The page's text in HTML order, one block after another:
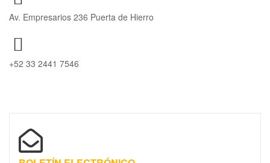
Av. Empresarios 236 Puerta de Hierro
+52 33 2441 7546